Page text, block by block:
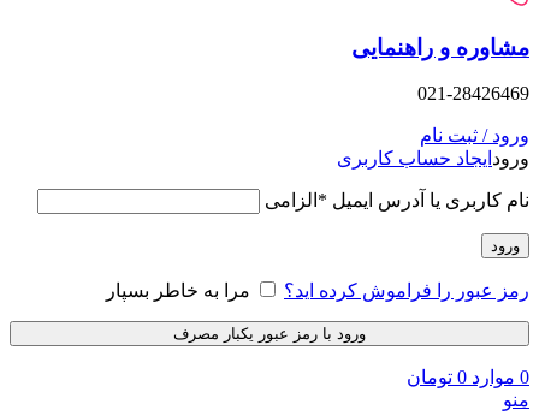
و راهنمایی
021-
/ ثبت نام
ایجاد حساب کاربری
کاربری یا آدرس ایمیل*الزامی
عبور را فراموش کرده اید؟ مرا به خاطر بسپار
ورود با رمز عبور یکبار مصرف
0
تومان